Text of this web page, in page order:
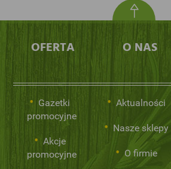
OFERTA
Gazetki
promocyjne
Akcje
promocyjne
O NAS
Aktualności
Nasze sklepy
O firmie